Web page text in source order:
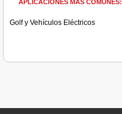
APLICACIONES MÁS COMUNES:
Golf y Vehículos Eléctricos